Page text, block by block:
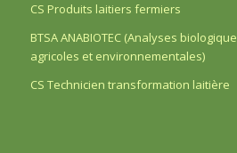
CS Produits laitiers fermiers
BTSA ANABIOTEC (Analyses
agricoles et environnementales)
CS Technicien transformation laitière